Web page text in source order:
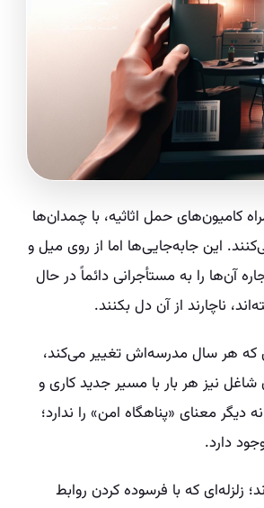
کامیون‌های حمل اثاثیه، با چمدان‌ها
این جابه‌جایی‌ها اما از روی میل و
آن‌ها را به مستأجرانی دائماً در حال
ناچارند از آن دل بکنند.
که هر سال مدرسه‌اش تغییر می‌کند،
نیز هر بار با مسیر جدید کاری و
معنای «پناهگاه امن» را ندارد؛
دارد.
که با فرسوده کردن روابط